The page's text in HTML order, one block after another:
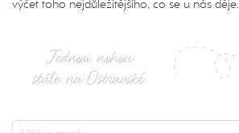
výčet toho nejdůležitějšího, co se u nás děje.
Jednou nohou
stále na Ostravské